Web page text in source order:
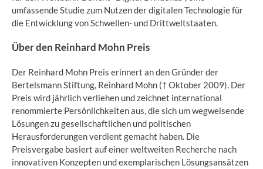
umfassende Studie zum Nutzen der digitalen Technologie für
die Entwicklung von Schwellen- und Drittweltstaaten.
Über den Reinhard Mohn Preis
Der Reinhard Mohn Preis erinnert an den Gründer der
Bertelsmann Stiftung, Reinhard Mohn († Oktober 2009). Der
Preis wird jährlich verliehen und zeichnet international
renommierte Persönlichkeiten aus, die sich um wegweisende
Lösungen zu gesellschaftlichen und politischen
Herausforderungen verdient gemacht haben. Die
Preisvergabe basiert auf einer weltweiten Recherche nach
innovativen Konzepten und exemplarischen Lösungsansätzen